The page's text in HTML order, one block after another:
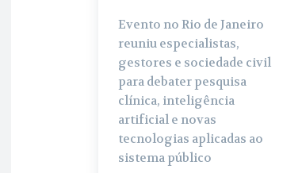
Evento no Rio de Janeiro
reuniu especialistas,
gestores e sociedade civil
para debater pesquisa
clínica, inteligência
artificial e novas
tecnologias aplicadas ao
sistema público